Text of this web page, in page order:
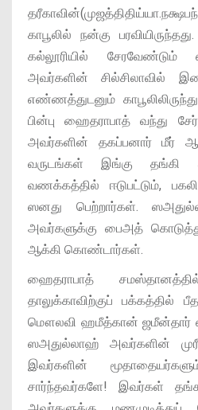
காபூலில் நன்கு
கல்லூரியில் சேரவேண்டும்
அவர்களின் சில்சிலாவில்
எண்ணத்துடனும்
பின்பு ஹைதராபாத் வந்து
அவர்களின் தகப்பனார் மீர்
வருடங்கள் இங்கு தங்கி
வணக்கத்தில் ஈடுபட்டும்,
ஸனது பெற்றார்கள்.
அவர்களுக்கு பைஅத்
ஆக்கி கொண்டார்கள்.
ஹைதராபாத்
தாலுக்காவிற்குப் பக்கத்தில்
மௌலவி ஹமீத்கான் ஜமீன்தார்
ஸஅதுல்லாஹ் அவர்களின்
இவர்களின்
சார்ந்தவர்களே! இவர்கள்